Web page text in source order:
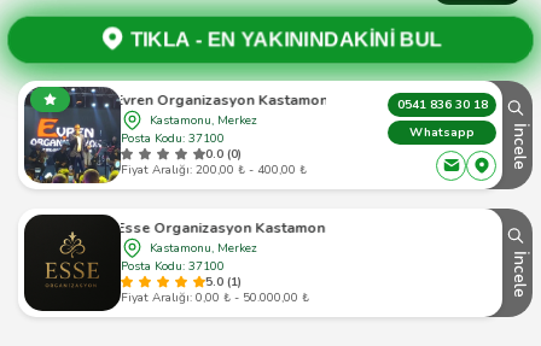
TIKLA -EN YAKININDAKİNİ BUL
Evren Organizasyon Kastamonu
Kastamonu, Merkez
Posta Kodu: 37100
0.0 (0)
Fiyat Aralığı: 200,00 ₺ - 400,00 ₺
0541 836 30 18
Whatsapp
İncele
Esse Organizasyon Kastamonu
Kastamonu, Merkez
Posta Kodu: 37100
5.0 (1)
Fiyat Aralığı: 0,00 ₺ - 50.000,00 ₺
İncele